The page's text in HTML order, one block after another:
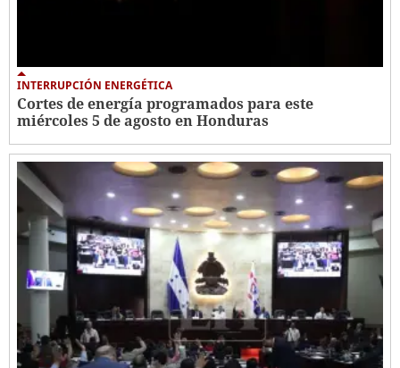
INTERRUPCIÓN ENERGÉTICA
Cortes de energía programados para este
miércoles 5 de agosto en Honduras